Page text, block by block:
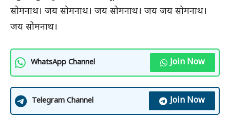
सोमनाथ। जय सोमनाथ। जय सोमनाथ। जय जय सोमनाथ।
जय सोमनाथ।
WhatsApp Channel Join Now
Telegram Channel Join Now